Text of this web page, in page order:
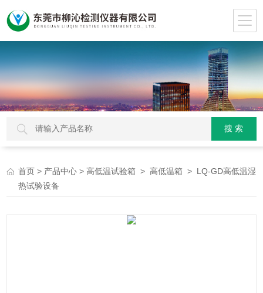
首页 > 产品中心 >高低温试验箱 >高低温箱 > LQ-GD高低温湿
热试验设备